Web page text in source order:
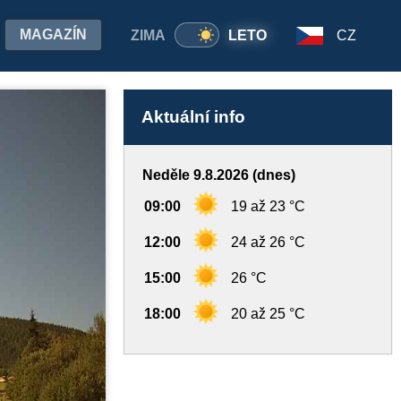
ZIMA LETO
MAGAZÍN CZ
Aktuální info
Neděle 9.8.2026 (dnes)
09:00 19 až 23 °C
12:00 24 až 26 °C
15:00 26 °C
18:00 20 až 25 °C